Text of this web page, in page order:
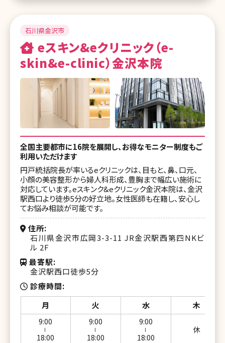
湘南美容クリニック 熊谷院
湘南美容クリニック 千葉センシティ院
湘南美容クリニック 船橋院
湘南美容クリニック 柏院
湘南美容クリニック 新浦安院
湘南美容クリニック 津田沼院
湘南美容クリニック 流山おおたかの森院
湘南美容クリニック 横浜院
湘南美容クリニック 横浜東口院
湘南美容クリニック イオン横浜西口院
湘南美容クリニック 新横浜院
湘南美容クリニック 川崎院
湘南美容クリニック 武蔵小杉院
湘南美容クリニック 新百合ヶ丘院
湘南美容クリニック 橋本院
石川県金沢市
eスキン&eクリニック（e-
skin&e-clinic）金沢本院
全国主要都市に16院を展開し、お得なモニター制度もご
利用いただけます
円戸統括院長が率いるeクリニックは、目もと、鼻、口元、
小顔の美容整形から婦人科形成、豊胸まで幅広い施術に
対応しています。eスキンク&eクリニック金沢本院は、金沢
駅西口より徒歩5分の好立地。女性医師も在籍し、安心し
てお悩み相談が可能です。
住所
石川県金沢市広岡3-3-11 JR金沢駅西第四NKビ
ル 2F
最寄駅
金沢駅西口徒歩5分
診療時間
月
火 水 木
9:00
18:00
9:00
18:00
9:00
18:00
休